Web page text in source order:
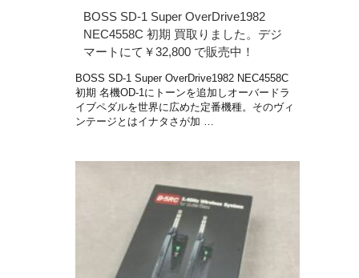
BOSS SD-1 Super OverDrive1982
NEC4558C 初期 買取りました。デジ
マートにて￥32,800 で販売中！
BOSS SD-1 Super OverDrive1982 NEC4558C
初期 名機OD-1にトーンを追加しオーバードラ
イブペダルを世界に広めた定番機種。そのヴィ
ンテージとはイナタさが加 …